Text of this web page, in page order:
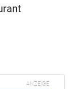
ANZEIGE